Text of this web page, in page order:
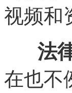
视频和
法律
在也不